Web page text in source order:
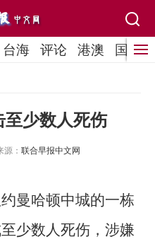
台海 评论 港澳 国际
至少数人死伤
源： 联合早报中文网
曼哈顿中城的一栋
少数人死伤，涉嫌